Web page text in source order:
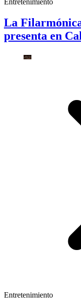
Entretenimiento
La
presenta en
Entretenimiento